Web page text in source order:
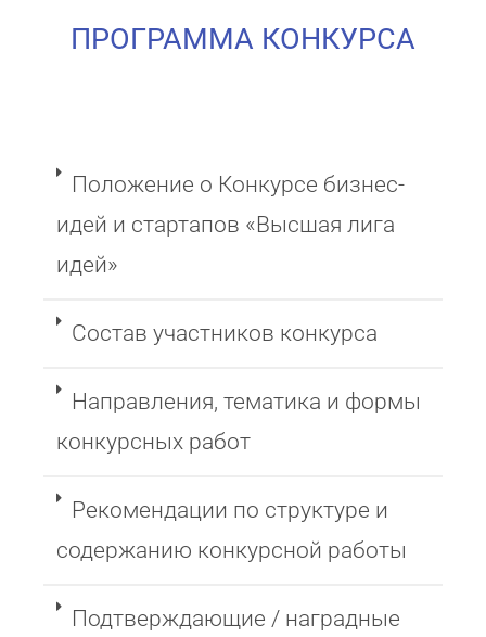
ПРОГРАММА КОНКУРСА
Положение о Конкурсе бизнес-
идей и стартапов «Высшая лига
идей»
Состав участников конкурса
Направления, тематика и формы
конкурсных работ
Рекомендации по структуре и
содержанию конкурсной работы
Подтверждающие / наградные